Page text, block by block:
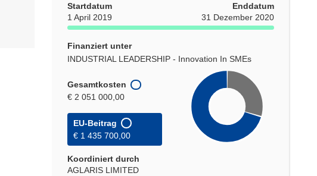
Startdatum
1 April 2019
Enddatum
31 Dezember 2020
Finanziert unter
INDUSTRIAL LEADERSHIP - Innovation In SMEs
Gesamtkosten
€ 2 051 000,00
EU-Beitrag
€ 1 435 700,00
Koordiniert durch
AGLARIS LIMITED